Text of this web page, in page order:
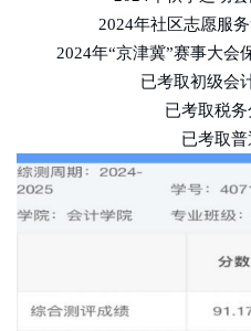
2024年社区志愿服
2024年“京津冀”赛事大会
已考取初级会
已考取税
已考取